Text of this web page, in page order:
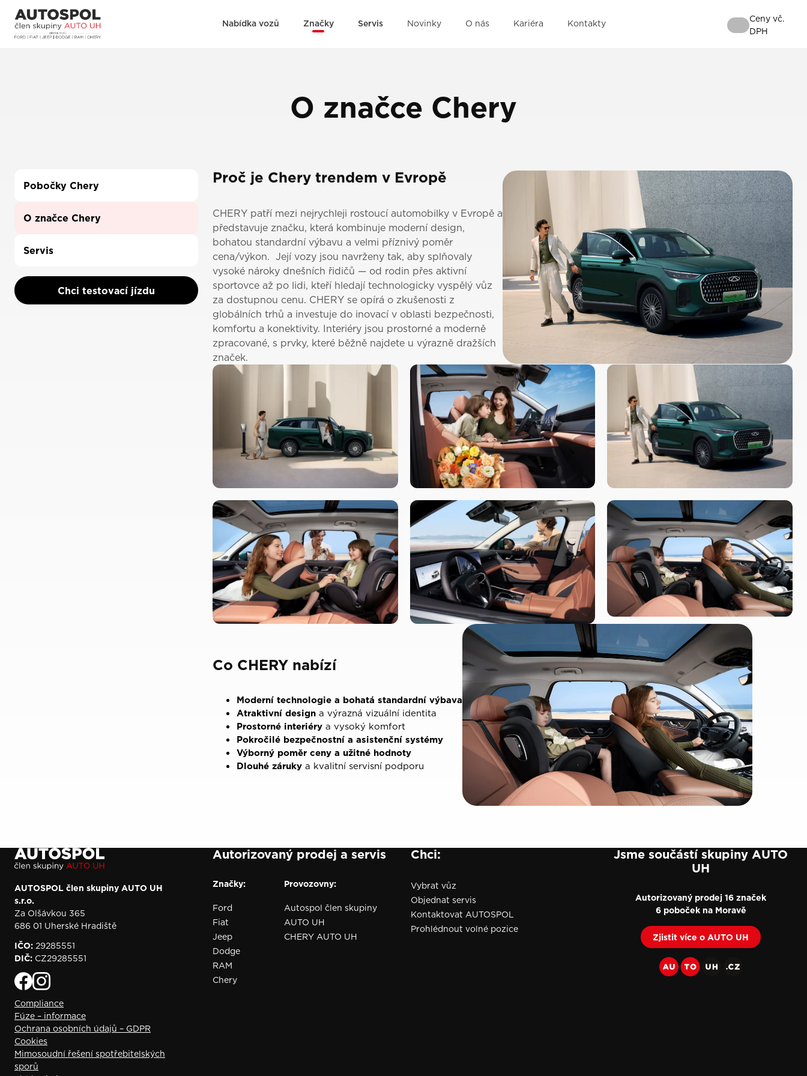
Nabídka vozů Značky Servis Novinky O nás Kariéra Kontakty
Ceny vč.
DPH
O značce Chery
Pobočky Chery
O značce Chery
Servis
Chci testovací jízdu
Proč je Chery trendem v Evropě
CHERY patří mezi nejrychleji rostoucí automobilky v Evropě a
představuje značku, která kombinuje moderní design,
bohatou standardní výbavu a velmi příznivý poměr
cena/výkon. Její vozy jsou navrženy tak, aby splňovaly
vysoké nároky dnešních řidičů — od rodin přes aktivní
sportovce až po lidi, kteří hledají technologicky vyspělý vůz
za dostupnou cenu. CHERY se opírá o zkušenosti z
globálních trhů a investuje do inovací v oblasti bezpečnosti,
komfortu a konektivity. Interiéry jsou prostorné a moderně
zpracované, s prvky, které běžně najdete u výrazně dražších
značek.
Co CHERY nabízí
Moderní technologie a bohatá standardní výbava
Atraktivní design a výrazná vizuální identita
Prostorné interiéry a vysoký komfort
Pokročilé bezpečnostní a asistenční systémy
Výborný poměr ceny a užitné hodnoty
Dlouhé záruky a kvalitní servisní podporu
AUTOSPOL člen skupiny AUTO UH
s.r.o.
Za Olšávkou 365
686 01 Uherské Hradiště
IČO: 29285551
DIČ: CZ29285551
Compliance
Fúze – informace
Ochrana osobních údajů – GDPR
Cookies
Mimosoudní řešení spotřebitelských
sporů
Autorizovaný prodej a servis
Značky:
Ford
Fiat
Jeep
Dodge
RAM
Chery
Provozovny:
Autospol člen skupiny
AUTO UH
CHERY AUTO UH
Chci:
Vybrat vůz
Objednat servis
Kontaktovat AUTOSPOL
Prohlédnout volné pozice
Jsme součástí skupiny AUTO
UH
Autorizovaný prodej 16 značek
6 poboček na Moravě
Zjistit více o AUTO UH